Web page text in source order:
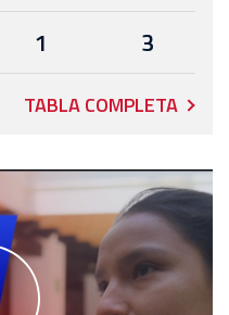
1 3
TABLA COMPLETA